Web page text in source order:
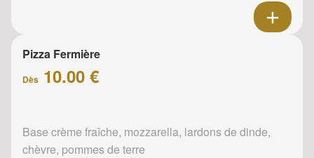
Pizza Fermière
Dès 10.00 €
Base crème fraîche, mozzarella, lardons de dinde,
chèvre, pommes de terre